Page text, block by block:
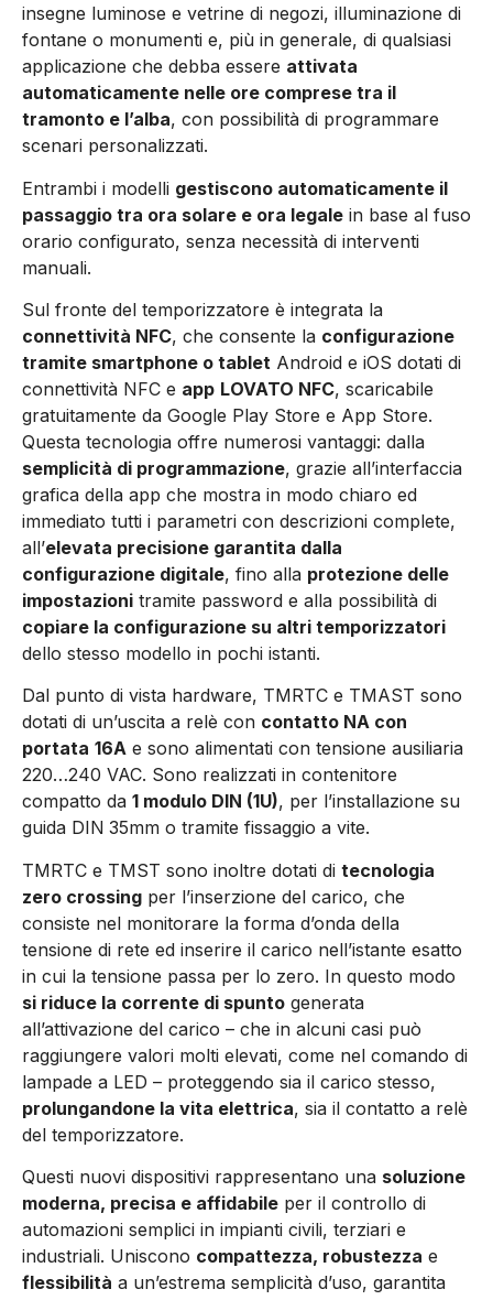
insegne luminose e vetrine di negozi, illuminazione di
fontane o monumenti e, più in generale, di qualsiasi
applicazione che debba essere attivata
automaticamente nelle ore comprese tra il
tramonto e l’alba, con possibilità di programmare
scenari personalizzati.
Entrambi i modelli gestiscono automaticamente il
passaggio tra ora solare e ora legale in base al fuso
orario configurato, senza necessità di interventi
manuali.
Sul fronte del temporizzatore è integrata la
connettività NFC, che consente la configurazione
tramite smartphone o tablet Android e iOS dotati di
connettività NFC e app LOVATO NFC, scaricabile
gratuitamente da Google Play Store e App Store.
Questa tecnologia offre numerosi vantaggi: dalla
semplicità di programmazione, grazie all’interfaccia
grafica della app che mostra in modo chiaro ed
immediato tutti i parametri con descrizioni complete,
all’elevata precisione garantita dalla
configurazione digitale, fino alla protezione delle
impostazioni tramite password e alla possibilità di
copiare la configurazione su altri temporizzatori
dello stesso modello in pochi istanti.
Dal punto di vista hardware, TMRTC e TMAST sono
dotati di un’uscita a relè con contatto NA con
portata 16A e sono alimentati con tensione ausiliaria
220…240 VAC. Sono realizzati in contenitore
compatto da 1 modulo DIN (1U), per l’installazione su
guida DIN 35mm o tramite fissaggio a vite.
TMRTC e TMST sono inoltre dotati di tecnologia
zero crossing per l’inserzione del carico, che
consiste nel monitorare la forma d’onda della
tensione di rete ed inserire il carico nell’istante esatto
in cui la tensione passa per lo zero. In questo modo
si riduce la corrente di spunto generata
all’attivazione del carico – che in alcuni casi può
raggiungere valori molti elevati, come nel comando di
lampade a LED – proteggendo sia il carico stesso,
prolungandone la vita elettrica, sia il contatto a relè
del temporizzatore.
Questi nuovi dispositivi rappresentano una soluzione
moderna, precisa e affidabile per il controllo di
automazioni semplici in impianti civili, terziari e
industriali. Uniscono compattezza, robustezza e
flessibilità a un’estrema semplicità d’uso, garantita